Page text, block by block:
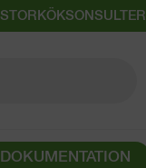
DOKUMENTATION